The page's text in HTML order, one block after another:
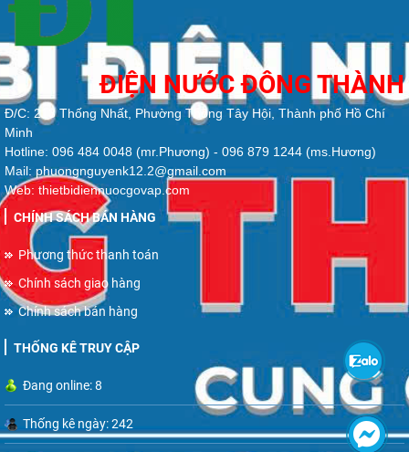
ĐIỆN NƯỚC ĐÔNG THÀNH
Đ/C: 213 Thống Nhất, Phường Thông Tây Hội, Thành phố Hồ Chí
Minh
Hotline: 096 484 0048 (mr.Phương) - 096 879 1244 (ms.Hương)
Mail: phuongnguyenk12.2@gmail.com
Web: thietbidiennuocgovap.com
CHÍNH SÁCH BÁN HÀNG
Phương thức thanh toán
Chính sách giao hàng
Chính sách bán hàng
THỐNG KÊ TRUY CẬP
Đang online: 8
Thống kê ngày: 242